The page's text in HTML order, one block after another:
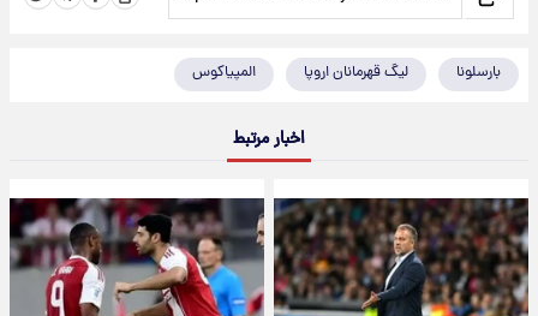
بارسلونا لیگ قهرمانان اروپا المپیاکوس
اخبار مرتبط